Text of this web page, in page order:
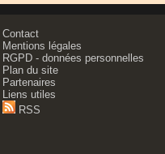
Contact
Mentions légales
RGPD - données personnelles
Plan du site
Partenaires
Liens utiles
RSS